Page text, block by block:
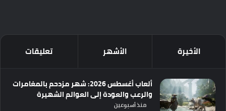
الأخيرة الأشهر تعليقات
ألعاب أغسطس 2026: شهر مزدحم بالمغامرات
والرعب والعودة إلى العوالم الشهيرة
منذ أسبوعين